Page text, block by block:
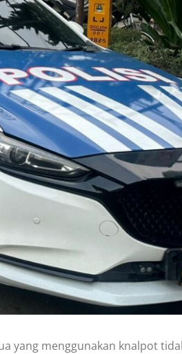
yang menggunakan knalpot